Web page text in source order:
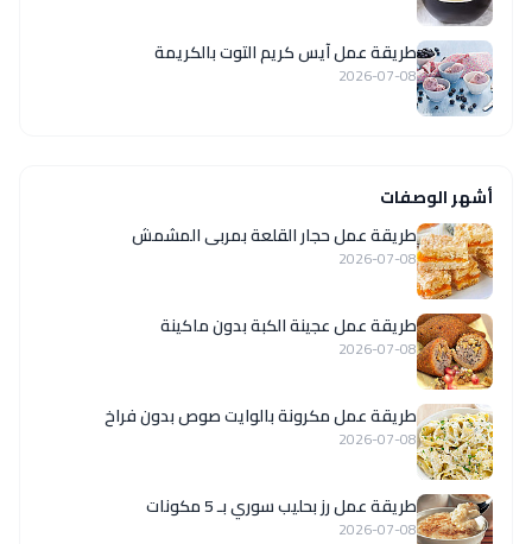
طريقة عمل آيس كريم التوت بالكريمة
2026-07-08
أشهر الوصفات
طريقة عمل حجار القلعة بمربى المشمش
2026-07-08
طريقة عمل عجينة الكبة بدون ماكينة
2026-07-08
طريقة عمل مكرونة بالوايت صوص بدون فراخ
2026-07-08
طريقة عمل رز بحليب سوري بـ 5 مكونات
2026-07-08